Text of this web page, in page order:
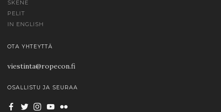
SKENE
PELIT
IN ENGLISH
OTA YHTEYTTÄ
viestinta@ropecon.fi
OSALLISTU JA SEURAA